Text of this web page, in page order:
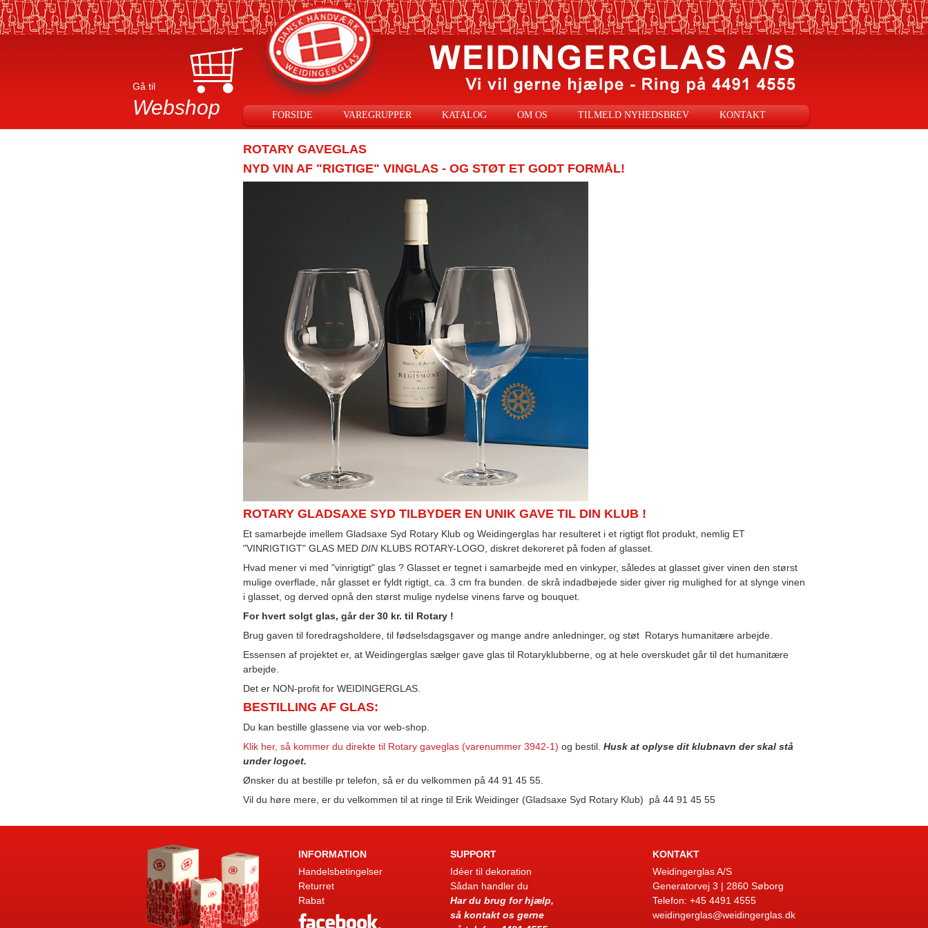
Gå til
Webshop FORSIDE VAREGRUPPER KATALOG OM OS TILMELD NYHEDSBREV KONTAKT
ROTARY GAVEGLAS
NYD VIN AF "RIGTIGE" VINGLAS - OG STØT ET GODT FORMÅL!
ROTARY GLADSAXE SYD TILBYDER EN UNIK GAVE TIL DIN KLUB !
Et samarbejde imellem Gladsaxe Syd Rotary Klub og Weidingerglas har resulteret i et rigtigt flot produkt, nemlig ET
"VINRIGTIGT" GLAS MED DIN KLUBS ROTARY-LOGO, diskret dekoreret på foden af glasset.
Hvad mener vi med "vinrigtigt" glas ? Glasset er tegnet i samarbejde med en vinkyper, således at glasset giver vinen den størst
mulige overflade, når glasset er fyldt rigtigt, ca. 3 cm fra bunden. de skrå indadbøjede sider giver rig mulighed for at slynge vinen
i glasset, og derved opnå den størst mulige nydelse vinens farve og bouquet.
For hvert solgt glas, går der 30 kr. til Rotary !
Brug gaven til foredragsholdere, til fødselsdagsgaver og mange andre anledninger, og støt Rotarys humanitære arbejde.
Essensen af projektet er, at Weidingerglas sælger gave glas til Rotaryklubberne, og at hele overskudet går til det humanitære
arbejde.
Det er NON-profit for WEIDINGERGLAS.
BESTILLING AF GLAS:
Du kan bestille glassene via vor web-shop.
Klik her, så kommer du direkte til Rotary gaveglas (varenummer 3942-1) og bestil. Husk at oplyse dit klubnavn der skal stå
under logoet.
Ønsker du at bestille pr telefon, så er du velkommen på 44 91 45 55.
Vil du høre mere, er du velkommen til at ringe til Erik Weidinger (Gladsaxe Syd Rotary Klub) på 44 91 45 55
INFORMATION
Handelsbetingelser
Returret
Rabat
SUPPORT
Idéer til dekoration
Sådan handler du
Har du brug for hjælp,
så kontakt os gerne
KONTAKT
Weidingerglas A/S
Generatorvej 3 | 2860 Søborg
Telefon: +45 4491 4555
weidingerglas@weidingerglas.dk